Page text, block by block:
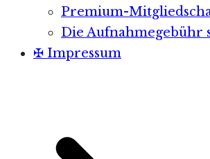
Premium-
Die Aufnahmegebühr
✠ Impressum